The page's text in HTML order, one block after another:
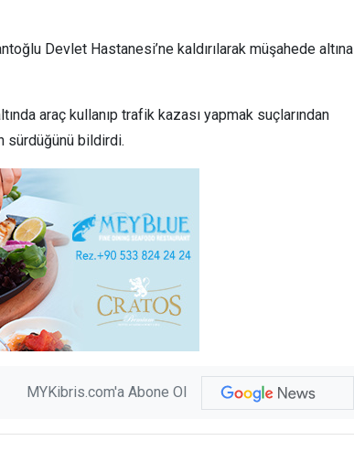
Devlet Hastanesi’ne kaldırılarak müşahede altına
araç kullanıp trafik kazası yapmak suçlarından
sürdüğünü bildirdi.
MYKibris.com'a Abone Ol